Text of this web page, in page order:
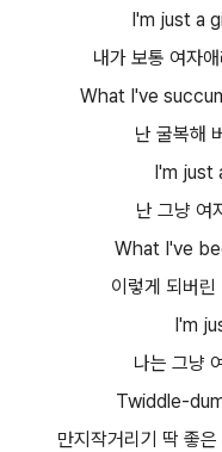
I'm just a
내가 보통 여자
What I've
난 굴복해
I'm just
난 그냥 여
What I've
이렇게 되버
I'm
나는 그냥
Twiddle-
만지작거리기 딱 좋